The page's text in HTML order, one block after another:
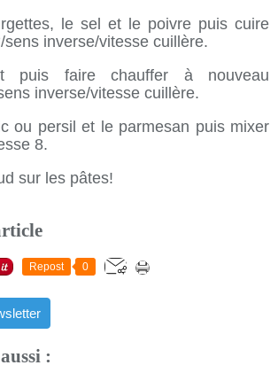
le sel et le poivre puis cuire
sens inverse/vitesse cuillère.
puis faire chauffer à nouveau
inverse/vitesse cuillère.
ou persil et le parmesan puis mixer
8.
sur les pâtes!
Repost 0
: